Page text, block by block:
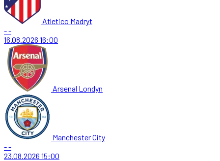
Atletico Madryt
--
16.08.2026 16:00
Arsenal Londyn
Manchester City
--
23.08.2026 15:00